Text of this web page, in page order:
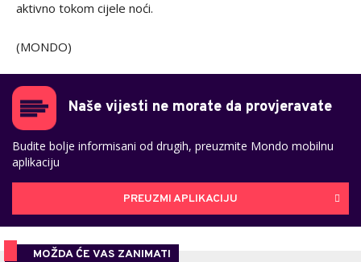
aktivno tokom cijele noći.
(MONDO)
Naše vijesti ne morate da provjeravate
Budite bolje informisani od drugih, preuzmite Mondo mobilnu
aplikaciju
PREUZMI APLIKACIJU
MOŽDA ĆE VAS ZANIMATI